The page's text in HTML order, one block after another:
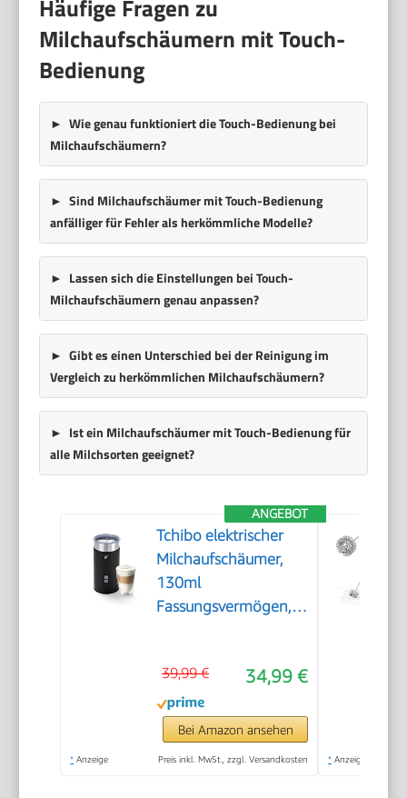
Häufige Fragen zu
Milchaufschäumern mit Touch-
Bedienung
Wie genau funktioniert die Touch-Bedienung bei
Milchaufschäumern?
Sind Milchaufschäumer mit Touch-Bedienung
anfälliger für Fehler als herkömmliche Modelle?
Lassen sich die Einstellungen bei Touch-
Milchaufschäumern genau anpassen?
Gibt es einen Unterschied bei der Reinigung im
Vergleich zu herkömmlichen Milchaufschäumern?
Ist ein Milchaufschäumer mit Touch-Bedienung für
alle Milchsorten geeignet?
ANGEBOT
Tchibo elektrischer
Milchaufschäumer,
130ml
Fassungsvermögen,
Antihaftbeschichtung,
warmer und kalter
Milchschaum, für
Latte Macchiato,
34,99 €
39,99 €
Bei Amazon ansehen
* Anzeige Preis inkl. MwSt., zzgl. Versandkosten * Anzeige